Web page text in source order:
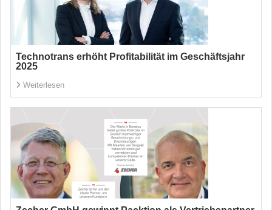
Technotrans erhöht Profitabilität im Geschäftsjahr
2025
Weiterlesen